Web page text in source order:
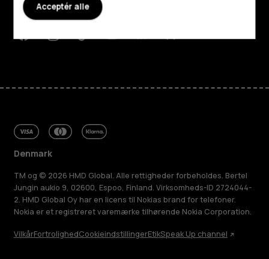
Support
FacebookInstagram
TiktokYoutubeLinkedinDiscord
Denmark
TM og © 2026 HMD Global. Alle rettigheder forbeholdes. Bertel
Jungin aukio 9, 02600, Espoo, Finland. Virksomheds-ID 2724044-
2. HMD Global Oy har en licens til Nokias brand for telefoner.
Nokia er et registreret varemærke tilhørende Nokia Corporation.
VilkårFortrolighedCookieindstillingerEtikSpeak Up channel
Acceptér alle